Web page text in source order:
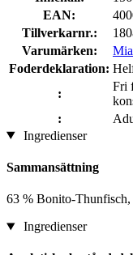
EAN:
Tillverkarnr.:
Varumärken:
Foderdeklaration:
:
Fri
:
Ingredienser
Sammansättning
63 % Bonito-
Ingredienser